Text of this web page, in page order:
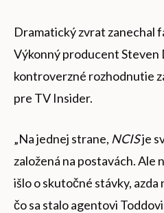
Dramatický zvrat zanechal
Výkonný producent
kontroverzné rozhodnutie
pre TV Insider.
„Na jednej strane, NCISje
založená na postavách. Ale
išlo o skutočné stávky,
čo sa stalo agentovi